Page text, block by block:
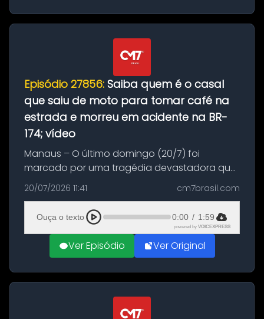
Episódio 27856: Saiba quem é o casal
que saiu de moto para tomar café na
estrada e morreu em acidente na BR-
174; vídeo
Manaus – O último domingo (20/7) foi
marcado por uma tragédia devastadora que
resultou na morte precoce de dois jovens na
BR-174, na zona rural de Manaus. Um passeio
com destino a um típico café regio...
20/07/2026 11:41 cm7brasil.com
Ouça o texto 0:00 / 1:59
powered by VOICEXPRESS
Ver Episódio Ver Original